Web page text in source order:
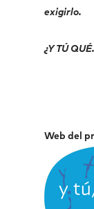
exigirlo.
¿Y TÚ
Web del